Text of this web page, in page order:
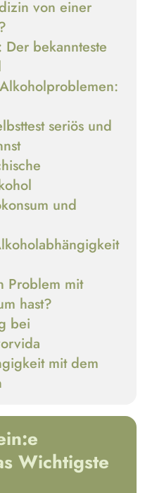
von einer
Der bekannteste
seriös und
und
Problem mit
hast?
bei
mit dem
Wichtigste